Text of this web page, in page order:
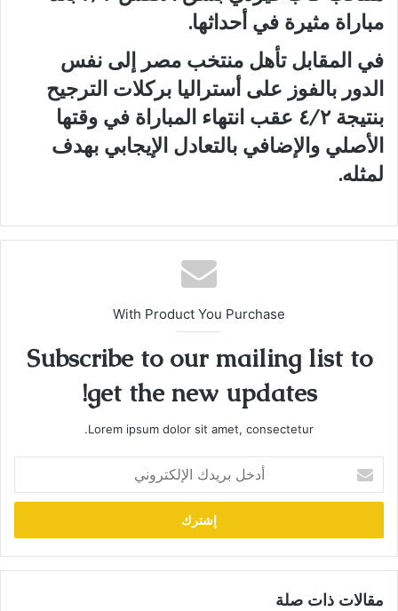
مباراة مثيرة في أحداثها.
في المقابل تأهل منتخب مصر إلى نفس
الدور بالفوز على أستراليا بركلات الترجيح
بنتيجة ٤/٢ عقب انتهاء المباراة في وقتها
الأصلي والإضافي بالتعادل الإيجابي بهدف
لمثله.
With Product You Purchase
Subscribe to our mailing list to
get the new updates!
Lorem ipsum dolor sit amet, consectetur.
بريدك
الإلكتروني
مقالات ذات صلة